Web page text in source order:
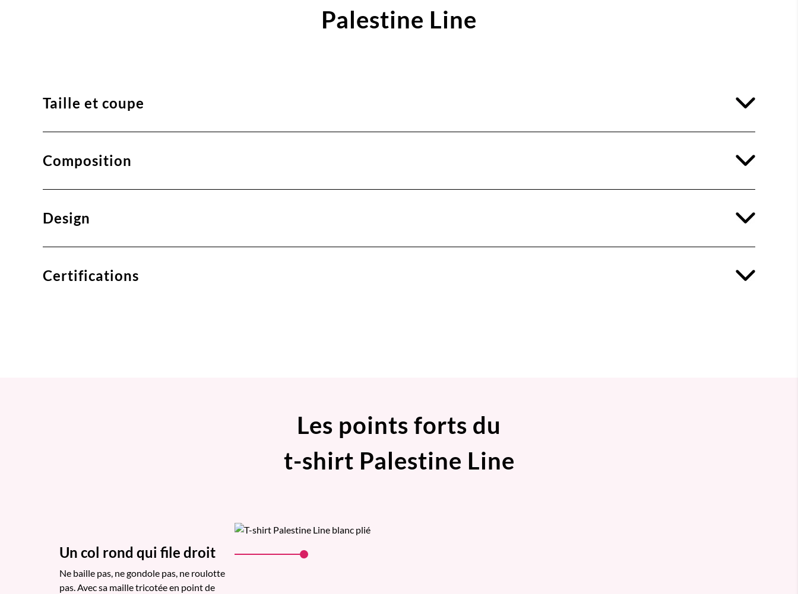
Palestine Line
Taille et coupe
Composition
Design
Certifications
Les points forts du
t-shirt Palestine Line
Un col rond qui file droit
Ne baille pas, ne gondole pas, ne roulotte
pas. Avec sa maille tricotée en point de